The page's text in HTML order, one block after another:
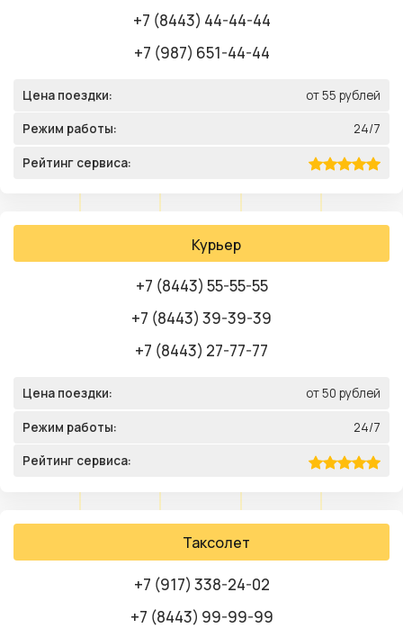
+7 (8443) 44-44-44
+7 (987) 651-44-44
Цена поездки: от 55 рублей
Режим работы: 24/7
Рейтинг сервиса:
Курьер
+7 (8443) 55-55-55
+7 (8443) 39-39-39
+7 (8443) 27-77-77
Цена поездки: от 50 рублей
Режим работы: 24/7
Рейтинг сервиса:
Таксолет
+7 (917) 338-24-02
+7 (8443) 99-99-99